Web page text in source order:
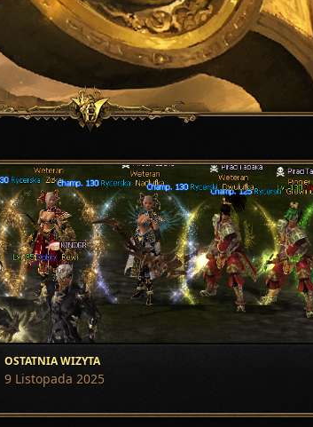
OSTATNIA WIZYTA
9 Listopada 2025